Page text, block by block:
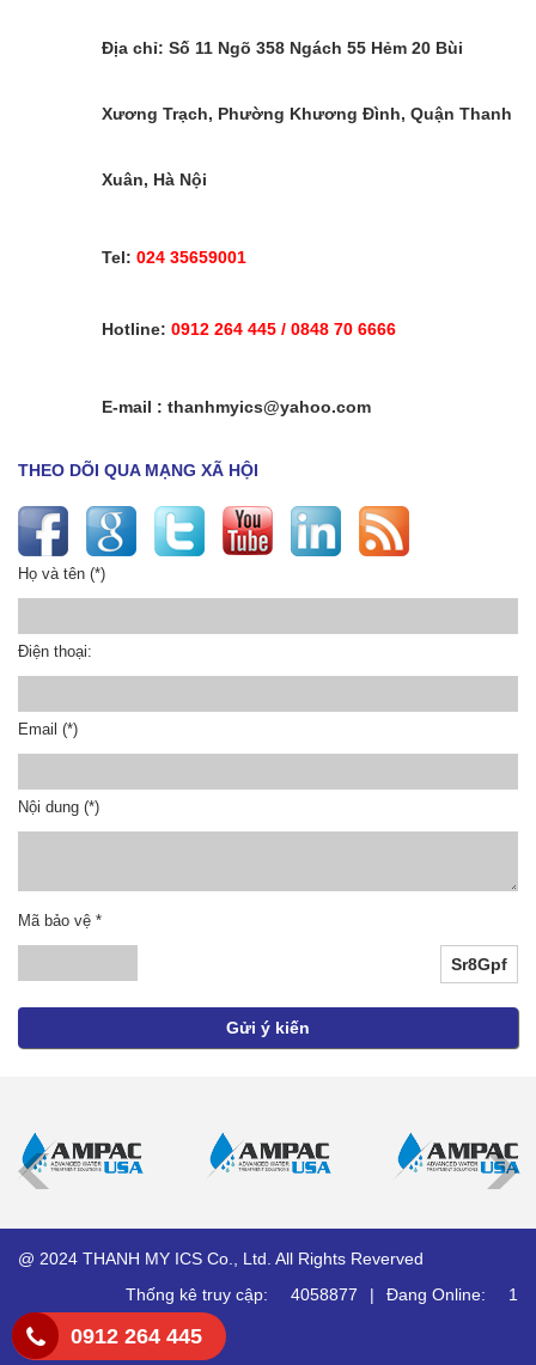
Địa chỉ: Số 11 Ngõ 358 Ngách 55 Hẻm 20 Bùi
Xương Trạch, Phường Khương Đình, Quận Thanh
Xuân, Hà Nội
Tel: 024 35659001
Hotline: 0912 264 445 / 0848 70 6666
E-mail : thanhmyics@yahoo.com
THEO DÕI QUA MẠNG XÃ HỘI
Họ và tên (*)
Điện thoại:
Email (*)
Nội dung (*)
Mã bảo vệ *
Sr8Gpf
@ 2024 THANH MY ICS Co., Ltd. All Rights Reverved
Thống kê truy cập:
4058877 | Đang Online: 1
0912 264 445